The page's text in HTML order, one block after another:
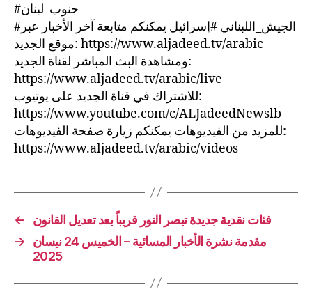
#جنوب_لبنان
#الجيش_اللبناني #إسرائيل يمكنكم متابعة آخر الأخبار عبر
موقع الجديد: https://www.aljadeed.tv/arabic
ومشاهدة البث المباشر لقناة الجديد:
https://www.aljadeed.tv/arabic/live
للاشتراك في قناة الجديد على يوتيوب:
https://www.youtube.com/c/ALJadeedNewslb
للمزيد من الفيديوهات يمكنكم زيارة صفحة الفيديوهات:
https://www.aljadeed.tv/arabic/videos
←
فئات نقدية جديدة تبصر النور قريباً بعد تعديل القانون
→
مقدمة نشرة الأخبار المسائية – الخميس 24 نيسان
2025